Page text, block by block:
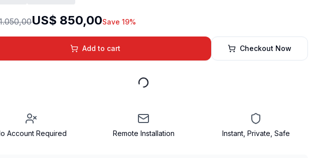
US$ 850,00Save 19%
Add to cart Checkout Now
Account Required Remote Installation Instant, Private, Safe